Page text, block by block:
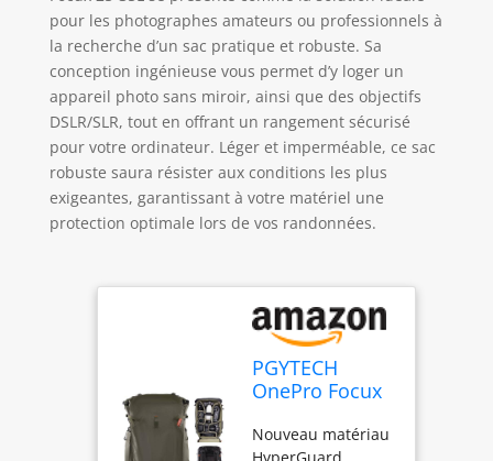
pour les photographes amateurs ou professionnels à
la recherche d’un sac pratique et robuste. Sa
conception ingénieuse vous permet d’y loger un
appareil photo sans miroir, ainsi que des objectifs
DSLR/SLR, tout en offrant un rangement sécurisé
pour votre ordinateur. Léger et imperméable, ce sac
robuste saura résister aux conditions les plus
exigeantes, garantissant à votre matériel une
protection optimale lors de vos randonnées.
PGYTECH
OnePro Focux
Photo Outdoor
Nouveau matériau
HyperGuard